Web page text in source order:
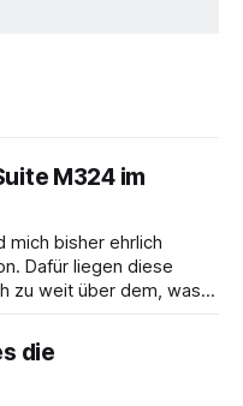
M324 im
mich bisher ehrlich
Dafür liegen diese
zu weit über dem, was
lieber in Ausflüge, gutes
die